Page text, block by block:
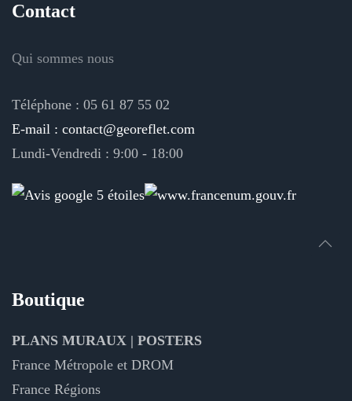
Contact
Qui sommes nous
Téléphone : 05 61 87 55 02
E-mail : contact@georeflet.com
Lundi-Vendredi : 9:00 - 18:00
Boutique
PLANS MURAUX | POSTERS
France Métropole et DROM
France Régions